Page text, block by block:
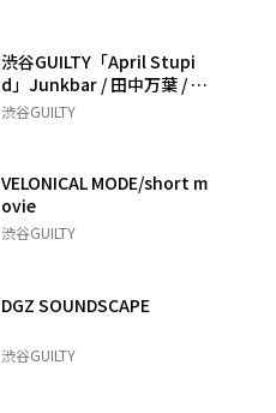
渋谷GUILTY「April Stupi
d」Junkbar / 田中万葉 / Y
AS33 / GROWING'S
渋谷GUILTY
VELONICAL MODE/short m
ovie
渋谷GUILTY
DGZ SOUNDSCAPE
渋谷GUILTY